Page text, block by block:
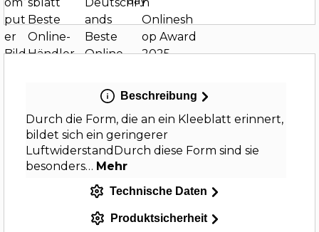
Beschreibung
Durch die Form, die an ein Kleeblatt erinnert,
bildet sich ein geringerer
LuftwiderstandDurch diese Form sind sie
besonders… Mehr
Technische Daten
Produktsicherheit